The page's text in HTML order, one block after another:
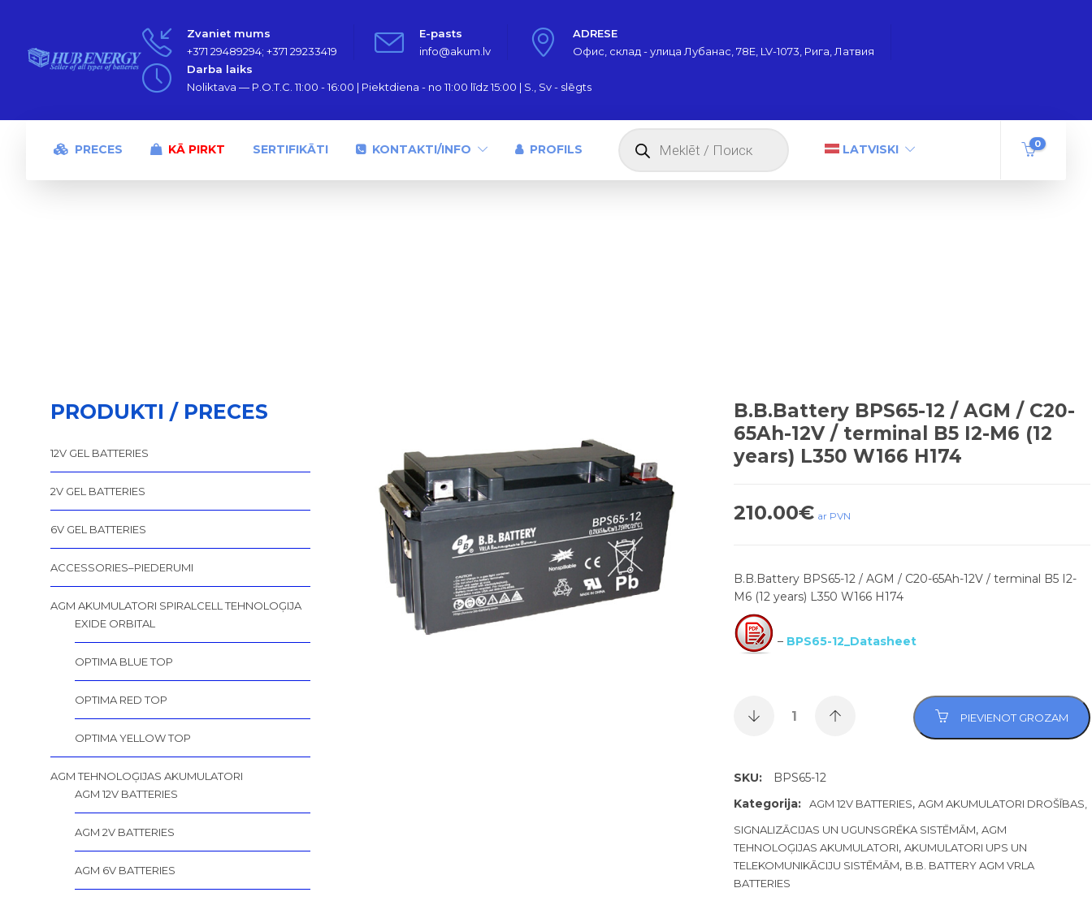
Zvaniet mums
+371 29489294; +371 29233419
E-pasts
info@akum.lv
ADRESE
Офис, склад - улица Лубанас, 78Е, LV-1073, Рига, Латвия
Darba laiks
Noliktava — P.O.T.C. 11:00 - 16:00 | Piektdiena - no 11:00 līdz 15:00 | S., Sv - slēgts
PRECES KĀ PIRKT SERTIFIKĀTI KONTAKTI/INFO PROFILS
Products
search LATVISKI 0
B.B.Battery BPS65-12 / AGM / C20-
65Ah-12V / terminal B5 I2-M6 (12
years) L350 W166 H174
210.00€ ar PVN
B.B.Battery BPS65-12 / AGM / C20-65Ah-12V / terminal B5 I2-
M6 (12 years) L350 W166 H174
– BPS65-12_Datasheet
PIEVIENOT GROZAM
SKU:
BPS65-12
Kategorija:
AGM 12V BATTERIES, AGM AKUMULATORI DROŠĪBAS,
SIGNALIZĀCIJAS UN UGUNSGRĒKA SISTĒMĀM, AGM
TEHNOLOĢIJAS AKUMULATORI, AKUMULATORI UPS UN
TELEKOMUNIKĀCIJU SISTĒMĀM, B.B. BATTERY AGM VRLA
BATTERIES
PRODUKTI / PRECES
12V GEL BATTERIES
2V GEL BATTERIES
6V GEL BATTERIES
ACCESSORIES–PIEDERUMI
AGM AKUMULATORI SPIRALCELL TEHNOLOĢIJA
EXIDE ORBITAL
OPTIMA BLUE TOP
OPTIMA RED TOP
OPTIMA YELLOW TOP
AGM TEHNOLOĢIJAS AKUMULATORI
AGM 12V BATTERIES
AGM 2V BATTERIES
AGM 6V BATTERIES